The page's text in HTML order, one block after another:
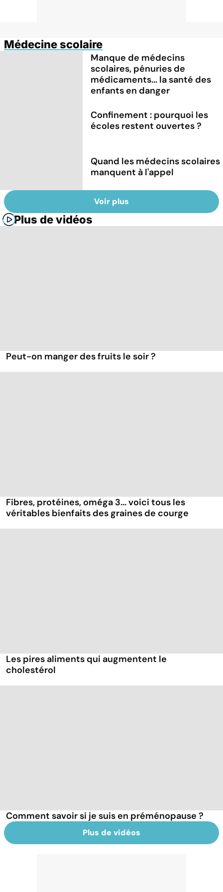
Médecine scolaire
Manque de médecins
scolaires, pénuries de
médicaments... la santé des
enfants en danger
Confinement : pourquoi les
écoles restent ouvertes ?
Quand les médecins scolaires
manquent à l'appel
Voir plus
Plus de vidéos
Peut-on manger des fruits le soir ?
Fibres, protéines, oméga 3... voici tous les
véritables bienfaits des graines de courge
Les pires aliments qui augmentent le
cholestérol
Comment savoir si je suis en préménopause ?
Plus de vidéos